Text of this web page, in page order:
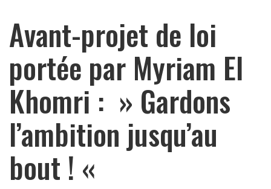
Avant-projet de loi
portée par Myriam El
Khomri : » Gardons
l’ambition jusqu’au
bout ! «